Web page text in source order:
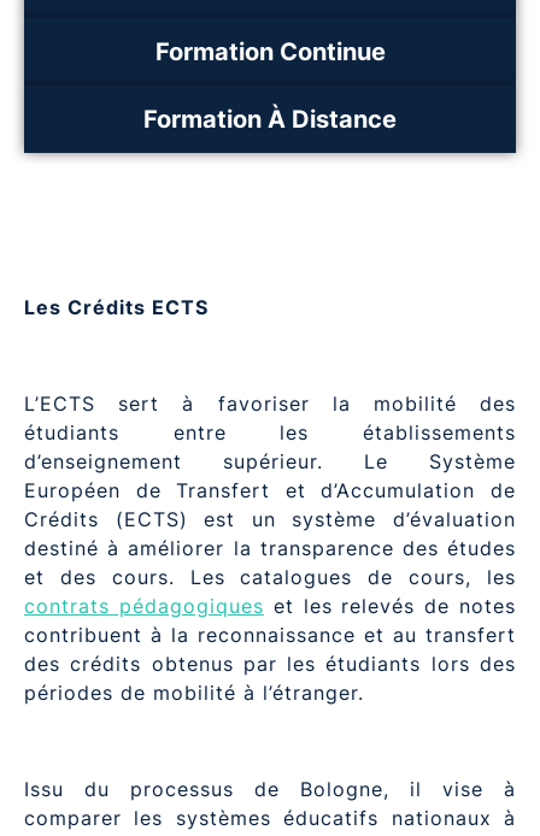
Formation Continue
Formation À Distance
Les Crédits ECTS
L’ECTS sert à favoriser la mobilité des
étudiants entre les établissements
d’enseignement supérieur. Le Système
Européen de Transfert et d’Accumulation de
Crédits (ECTS) est un système d’évaluation
destiné à améliorer la transparence des études
et des cours. Les catalogues de cours, les
contrats pédagogiques et les relevés de notes
contribuent à la reconnaissance et au transfert
des crédits obtenus par les étudiants lors des
périodes de mobilité à l’étranger.
Issu du processus de Bologne, il vise à
comparer les systèmes éducatifs nationaux à